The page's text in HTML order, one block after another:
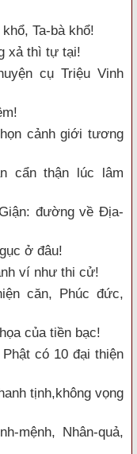
Ta-bà khổ!
xả thì tự tại!
cụ Triệu Vinh
cảnh giới tương
cẩn thận lúc lâm
đường về Địa-
ở đâu!
ví như thi cử!
căn, Phúc đức,
của tiền bạc!
có 10 đại thiện
tịnh,không vọng
mệnh, Nhân-quả,